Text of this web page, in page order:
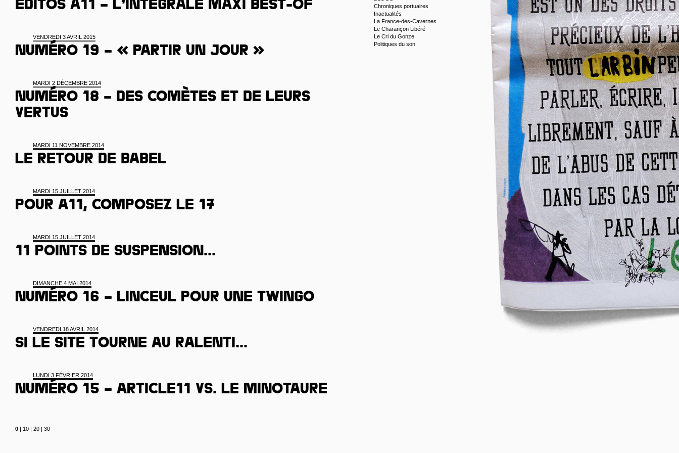
Éditos A11 – l’intégrale maxi best-of
VENDREDI 3 AVRIL 2015
Numéro 19 – « Partir un jour »
MARDI 2 DÉCEMBRE 2014
Numéro 18 – Des comètes et de leurs
vertus
MARDI 11 NOVEMBRE 2014
Le retour de Babel
MARDI 15 JUILLET 2014
Pour A11, composez le 17
MARDI 15 JUILLET 2014
11 points de suspension...
DIMANCHE 4 MAI 2014
Numéro 16 – linceul pour une Twingo
VENDREDI 18 AVRIL 2014
Si le site tourne au ralenti...
LUNDI 3 FÉVRIER 2014
Numéro 15 – Article11 Vs. Le Minotaure
0 | 10 | 20 | 30
Chroniques portuaires
Inactualités
La France-des-Cavernes
Le Charançon Libéré
Le Cri du Gonze
Politiques du son